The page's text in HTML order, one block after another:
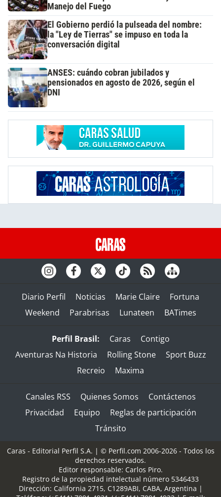
Manejo del Fuego
El Gobierno perdió la pulseada del nombre:
la "Ley de Tierras" se impuso en toda la
conversación digital
ANSES: cuándo cobran jubilados y
pensionados en agosto de 2026, según el
DNI
Diario Perfil Noticias Marie Claire
Fortuna
Weekend
Parabrisas Lunateen BATimes
Perfil Brasil: Caras
Contigo
Aventuras Na Historia
Rolling Stone
Sport Buzz
Recreio
Maxima
Canales RSS Quienes Somos
Contáctenos
Privacidad
Equipo
Reglas de participación
Tránsito
Caras - Editorial Perfil S.A. | © Perfil.com 2006-2026 - Todos los
derechos reservados.
Editor responsable: Carlos Piro.
Registro de la propiedad intelectual número 5346433
Dirección: California 2715, C1289ABI, CABA, Argentina |